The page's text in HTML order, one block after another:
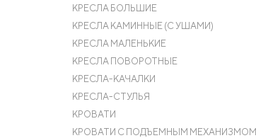
КРЕСЛА БОЛЬШИЕ
КРЕСЛА КАМИННЫЕ (С УШАМИ)
КРЕСЛА МАЛЕНЬКИЕ
КРЕСЛА ПОВОРОТНЫЕ
КРЕСЛА-КАЧАЛКИ
КРЕСЛА-СТУЛЬЯ
КРОВАТИ
КРОВАТИ С ПОДЪЕМНЫМ МЕХАНИЗМОМ